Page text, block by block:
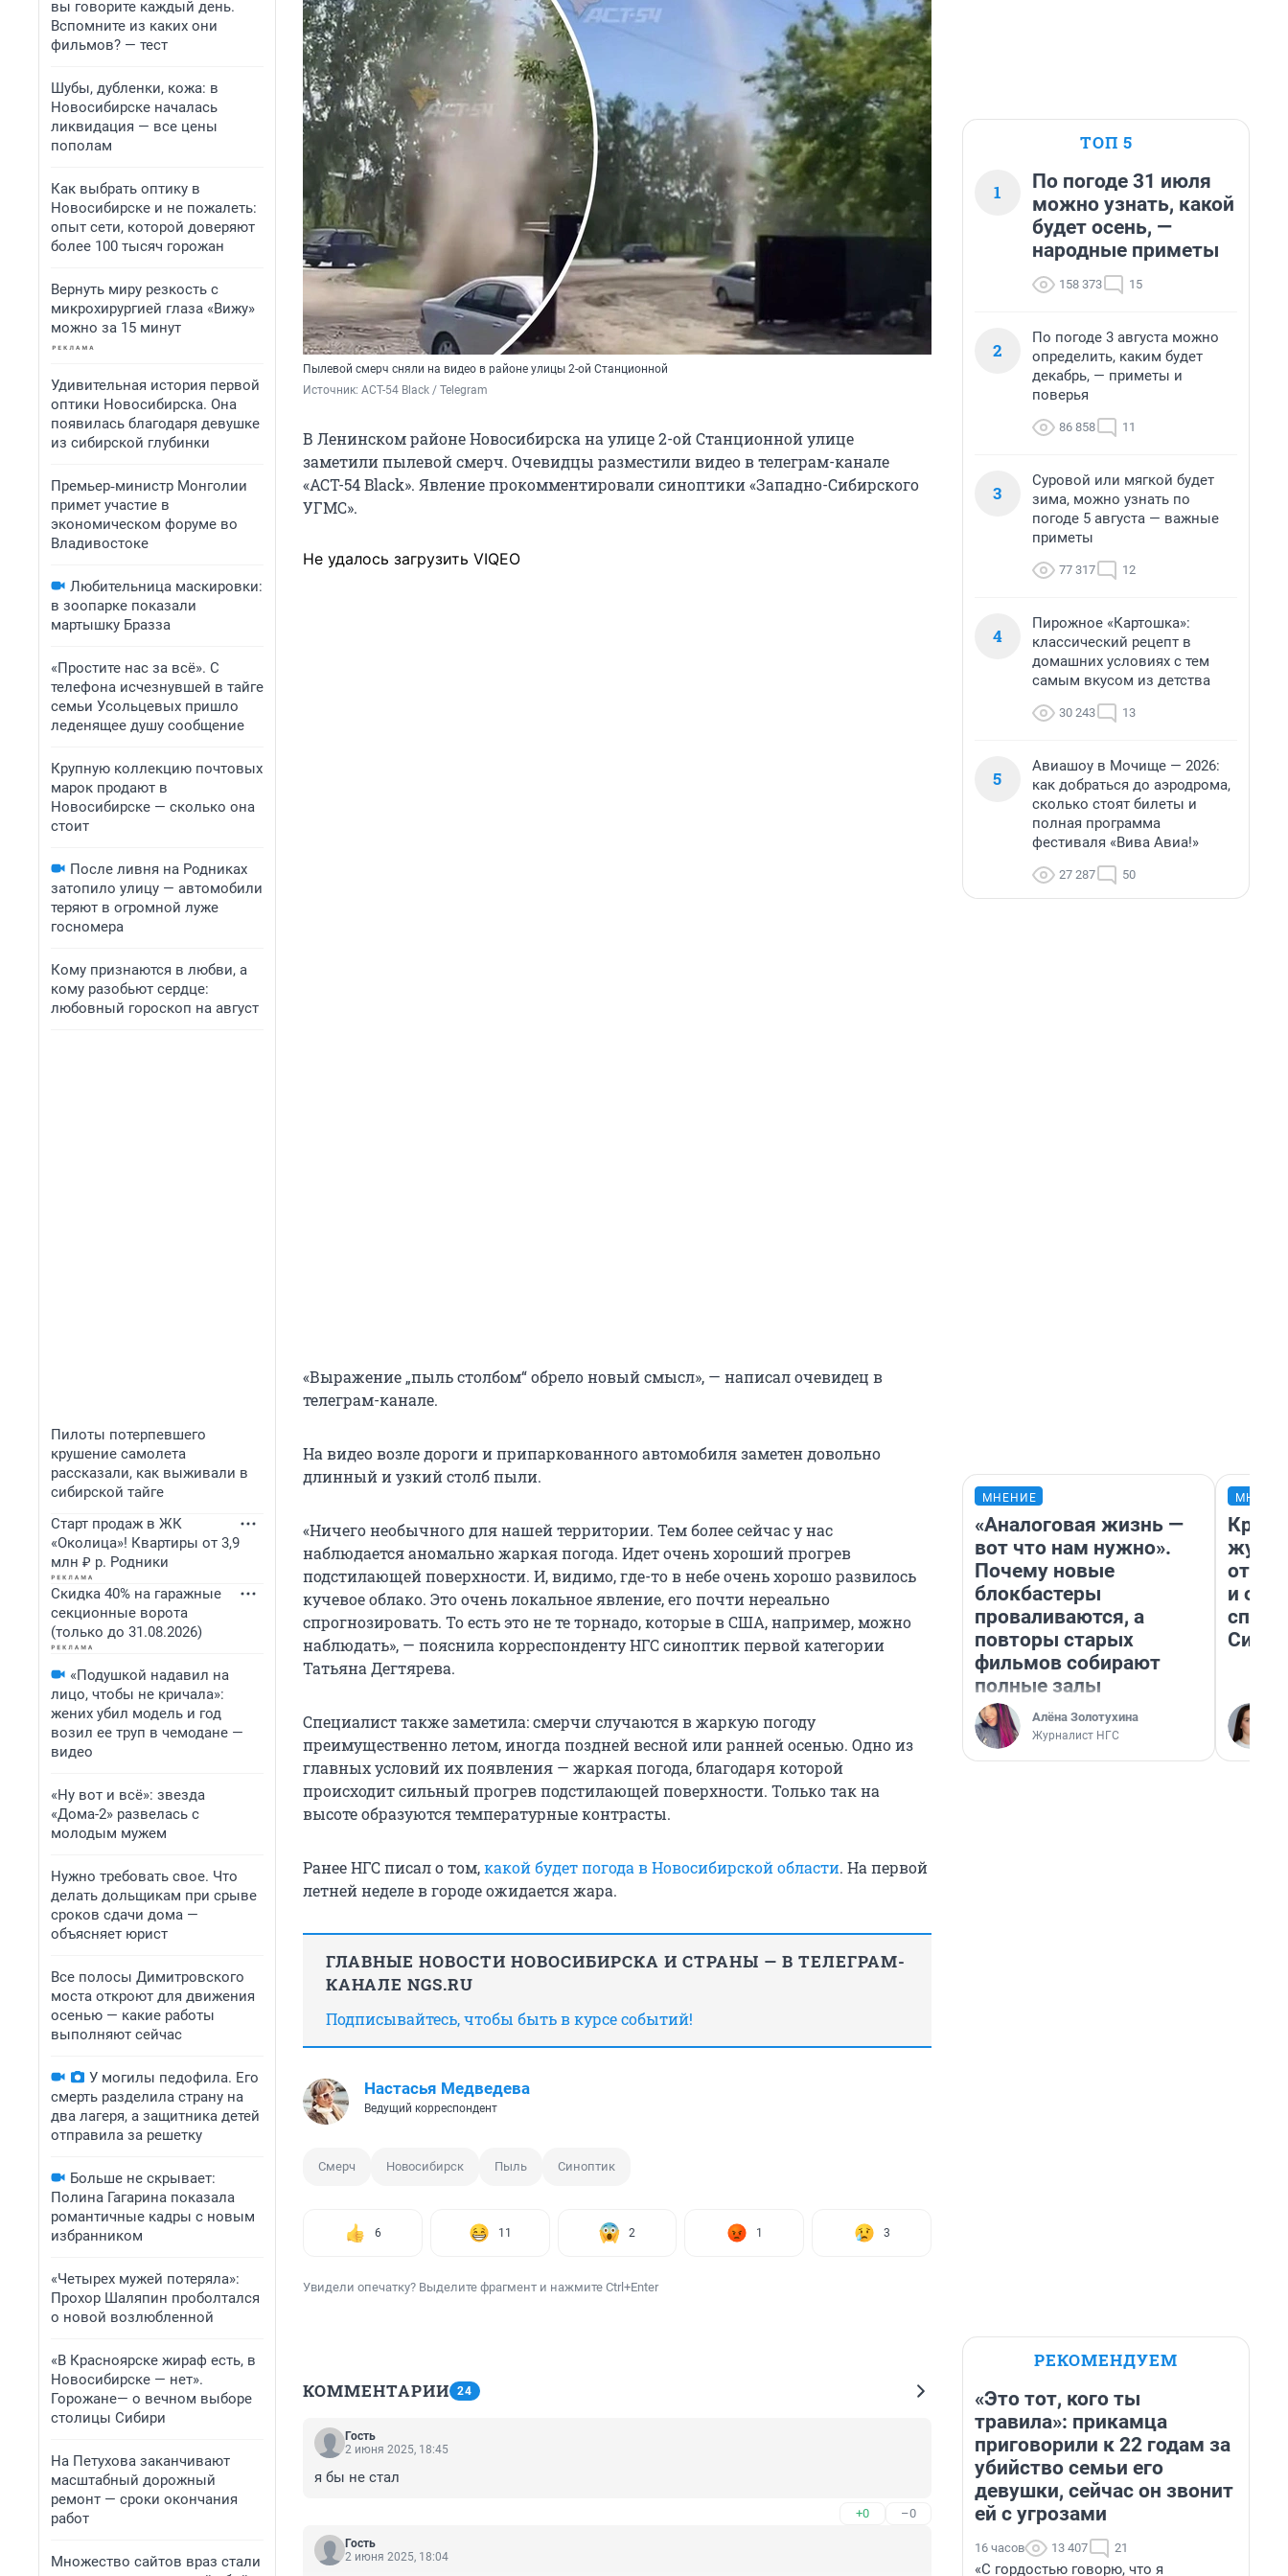
вы говорите каждый день.
Вспомните из каких они
фильмов? — тест
Шубы, дубленки, кожа: в
Новосибирске началась
ликвидация — все цены
пополам
Как выбрать оптику в
Новосибирске и не пожалеть:
опыт сети, которой доверяют
более 100 тысяч горожан
Вернуть миру резкость с
микрохирургией глаза «Вижу»
можно за 15 минут
Удивительная история первой
оптики Новосибирска. Она
появилась благодаря девушке
из сибирской глубинки
Премьер‑министр Монголии
примет участие в
экономическом форуме во
Владивостоке
Любительница маскировки:
в зоопарке показали
мартышку Бразза
«Простите нас за всё». С
телефона исчезнувшей в тайге
семьи Усольцевых пришло
леденящее душу сообщение
Крупную коллекцию почтовых
марок продают в
Новосибирске — сколько она
стоит
После ливня на Родниках
затопило улицу — автомобили
теряют в огромной луже
госномера
Кому признаются в любви, а
кому разобьют сердце:
любовный гороскоп на август
Пилоты потерпевшего
крушение самолета
рассказали, как выживали в
сибирской тайге
Старт продаж в ЖК
«Околица»! Квартиры от 3,9
млн ₽ р. Родники
Скидка 40% на гаражные
секционные ворота
(только до 31.08.2026)
«Подушкой надавил на
лицо, чтобы не кричала»:
жених убил модель и год
возил ее труп в чемодане —
видео
«Ну вот и всё»: звезда
«Дома-2» развелась с
молодым мужем
Нужно требовать свое. Что
делать дольщикам при срыве
сроков сдачи дома —
объясняет юрист
Все полосы Димитровского
моста откроют для движения
осенью — какие работы
выполняют сейчас
У могилы педофила. Его
смерть разделила страну на
два лагеря, а защитника детей
отправила за решетку
Больше не скрывает:
Полина Гагарина показала
романтичные кадры с новым
избранником
«Четырех мужей потеряла»:
Прохор Шаляпин проболтался
о новой возлюбленной
«В Красноярске жираф есть, в
Новосибирске — нет».
Горожане— о вечном выборе
столицы Сибири
На Петухова заканчивают
масштабный дорожный
ремонт — сроки окончания
работ
Множество сайтов враз стали
Пылевой смерч сняли на видео в районе улицы 2-ой Станционной
Источник: АСТ-54 Black / Telegram
В Ленинском районе Новосибирска на улице 2-ой Станционной улице
заметили пылевой смерч. Очевидцы разместили видео в телеграм-канале
«АСТ-54 Black». Явление прокомментировали синоптики «Западно-Сибирского
УГМС».
Не удалось загрузить VIQEO
«Выражение „пыль столбом“ обрело новый смысл», — написал очевидец в
телеграм-канале.
На видео возле дороги и припаркованного автомобиля заметен довольно
длинный и узкий столб пыли.
«Ничего необычного для нашей территории. Тем более сейчас у нас
наблюдается аномально жаркая погода. Идет очень хороший прогрев
подстилающей поверхности. И, видимо, где-то в небе очень хорошо развилось
кучевое облако. Это очень локальное явление, его почти нереально
спрогнозировать. То есть это не те торнадо, которые в США, например, можно
наблюдать», — пояснила корреспонденту НГС синоптик первой категории
Татьяна Дегтярева.
Специалист также заметила: смерчи случаются в жаркую погоду
преимущественно летом, иногда поздней весной или ранней осенью. Одно из
главных условий их появления — жаркая погода, благодаря которой
происходит сильный прогрев подстилающей поверхности. Только так на
высоте образуются температурные контрасты.
Ранее НГС писал о том,какой будет погода в Новосибирской области. На первой
летней неделе в городе ожидается жара.
ГЛАВНЫЕ НОВОСТИ НОВОСИБИРСКА И СТРАНЫ — В ТЕЛЕГРАМ-
КАНАЛЕ NGS.RU
Подписывайтесь, чтобы быть в курсе событий!
Настасья Медведева
Ведущий корреспондент
Смерч Новосибирск Пыль Синоптик
6 11 2 1 3
Увидели опечатку? Выделите фрагмент и нажмите Ctrl+Enter
КОММЕНТАРИИ 24
Гость
2 июня 2025, 18:45
я бы не стал
+0 –0
Гость
2 июня 2025, 18:04
ТОП 5
1
По погоде 31 июля
можно узнать, какой
будет осень, —
народные приметы
158 373 15
2
По погоде 3 августа можно
определить, каким будет
декабрь, — приметы и
поверья
86 858 11
3
Суровой или мягкой будет
зима, можно узнать по
погоде 5 августа — важные
приметы
77 317 12
4
Пирожное «Картошка»:
классический рецепт в
домашних условиях с тем
самым вкусом из детства
30 243 13
5
Авиашоу в Мочище — 2026:
как добраться до аэродрома,
сколько стоят билеты и
полная программа
фестиваля «Вива Авиа!»
27 287 50
МНЕНИЕ
«Аналоговая жизнь —
вот что нам нужно».
Почему новые
блокбастеры
проваливаются, а
повторы старых
фильмов собирают
полные залы
Алёна Золотухина
Журналист НГС
и
РЕКОМЕНДУЕМ
«Это тот, кого ты
травила»: прикамца
приговорили к 22 годам за
убийство семьи его
девушки, сейчас он звонит
ей с угрозами
16 часов 13 407 21
«С гордостью говорю, что я